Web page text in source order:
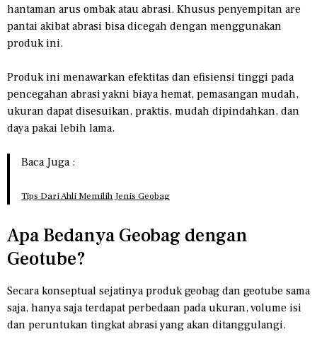
hantaman arus ombak atau abrasi. Khusus penyempitan are
pantai akibat abrasi bisa dicegah dengan menggunakan
produk ini.
Produk ini menawarkan efektitas dan efisiensi tinggi pada
pencegahan abrasi yakni biaya hemat, pemasangan mudah,
ukuran dapat disesuikan, praktis, mudah dipindahkan, dan
daya pakai lebih lama.
Baca Juga :
Tips Dari Ahli Memilih Jenis Geobag
Apa Bedanya Geobag dengan
Geotube?
Secara konseptual sejatinya produk geobag dan geotube sama
saja, hanya saja terdapat perbedaan pada ukuran, volume isi
dan peruntukan tingkat abrasi yang akan ditanggulangi.